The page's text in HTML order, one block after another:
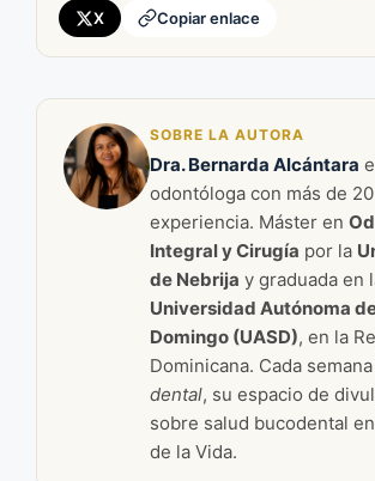
X Copiar enlace
SOBRE LA AUTORA
Dra. Bernarda Alcántara
odontóloga con más de
experiencia. Máster en
Integral y Cirugía por la
de Nebrija y graduada en
Universidad Autónoma
Domingo (UASD), en la
Dominicana. Cada
dental, su espacio de
sobre salud bucodental
de la Vida.